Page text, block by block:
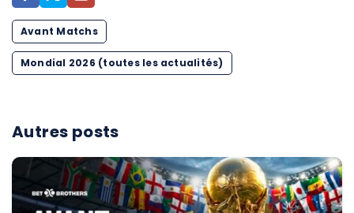
Avant Matchs
Mondial 2026 (toutes les actualités)
Autres posts